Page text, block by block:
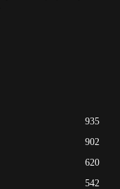
935
902
620
542